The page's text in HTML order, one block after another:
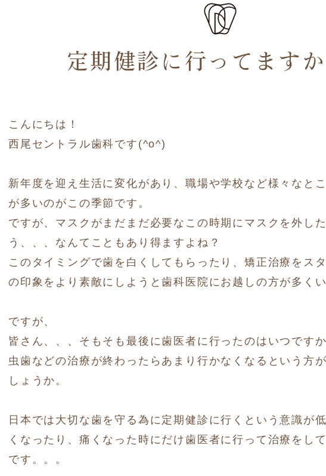
定期健診に行ってますか
こんにちは！
西尾セントラル歯科です(^o^)
新年度を迎え生活に変化があり、職場や学校など様々なと
が多いのがこの季節です。
ですが、マスクがまだまだ必要なこの時期にマスクを外し
う、、、なんてこともあり得ますよね？
このタイミングで歯を白くしてもらったり、矯正治療をス
の印象をより素敵にしようと歯科医院にお越しの方が多く
ですが、
皆さん、、、そもそも最後に歯医者に行ったのはいつですか
虫歯などの治療が終わったらあまり行かなくなるという方
しょうか。
日本では大切な歯を守る為に定期健診に行くという意識が
くなったり、痛くなった時にだけ歯医者に行って治療をし
です。。。